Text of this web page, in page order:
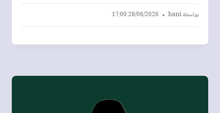
بواسطةhani
28/06/2026 17:00